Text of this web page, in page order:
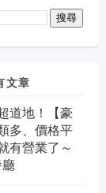
文章
道地！【豪
多、價格平
有營業了～